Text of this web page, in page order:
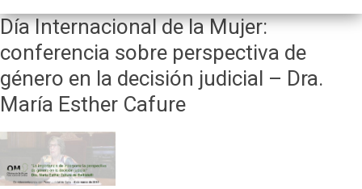
Día Internacional de la Mujer:
conferencia sobre perspectiva de
género en la decisión judicial – Dra.
María Esther Cafure